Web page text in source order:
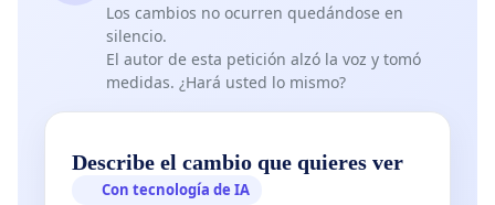
Los cambios no ocurren quedándose en
silencio.
El autor de esta petición alzó la voz y tomó
medidas. ¿Hará usted lo mismo?
Describe el cambio que quieres ver
Con tecnología de IA